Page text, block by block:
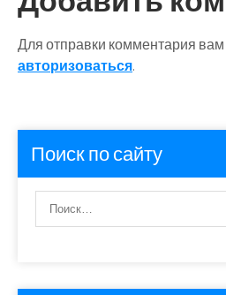
Для отправки комментария
авторизоваться.
Поиск по сайту